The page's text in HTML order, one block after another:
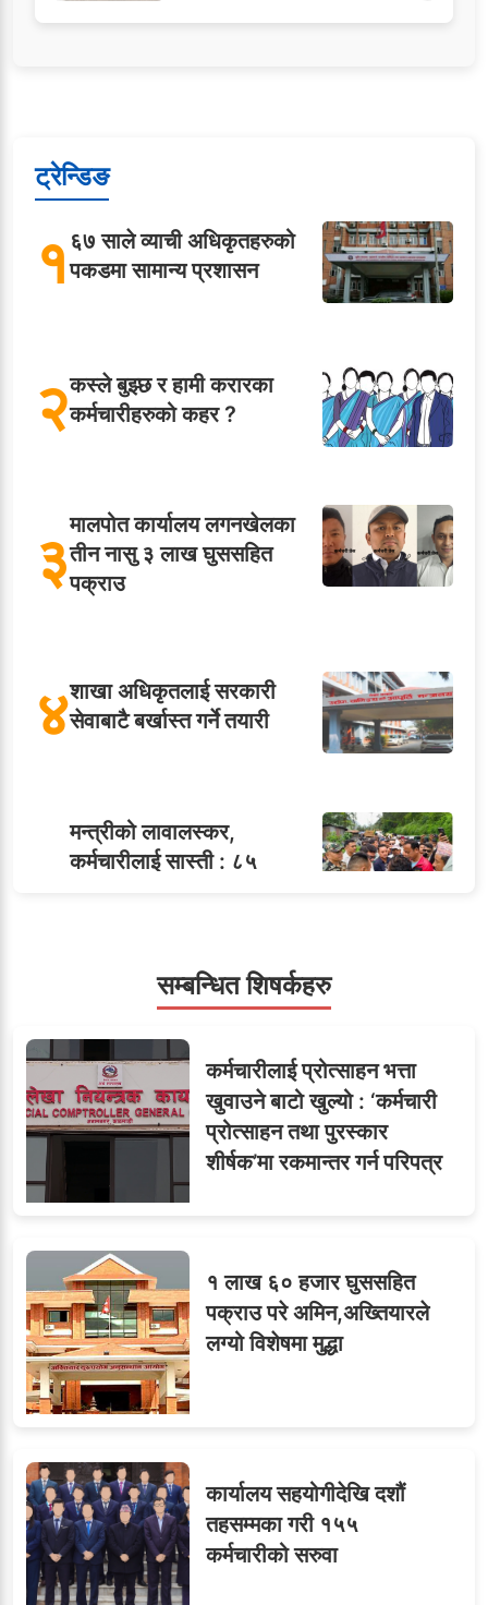
ट्रेन्डिङ
१६७ साले व्याची अधिकृतहरुको
पकडमा सामान्य प्रशासन
२कस्ले बुझ्छ र हामी करारका
कर्मचारीहरुको कहर ?
३मालपोत कार्यालय लगनखेलका
तीन नासु ३ लाख घुससहित
पक्राउ
४शाखा अधिकृतलाई सरकारी
सेवाबाटै बर्खास्त गर्ने तयारी
मन्त्रीको लावालस्कर,
कर्मचारीलाई सास्ती : ८५
६सहसचिवमा प्रथम भएका
विजयकुमार शर्माको लोकसेवा
टिप्स
७
८जुनियरलाई दोहोरो जिम्मेवारी,
मन्त्रालयभित्र असन्तुष्टि
९ओएनएमका नाममा अत्याचार :
सब–इन्जिनियरहरुको गम्भीर
ध्यानाकर्षण
सम्बन्धित शिषर्कहरु
कर्मचारीलाई प्रोत्साहन भत्ता
खुवाउने बाटो खुल्यो : ‘कर्मचारी
प्रोत्साहन तथा पुरस्कार
शीर्षक’मा रकमान्तर गर्न परिपत्र
१ लाख ६० हजार घुससहित
पक्राउ परे अमिन,अख्तियारले
लग्यो विशेषमा मुद्धा
कार्यालय सहयोगीदेखि दशौं
तहसम्मका गरी १५५
कर्मचारीको सरुवा